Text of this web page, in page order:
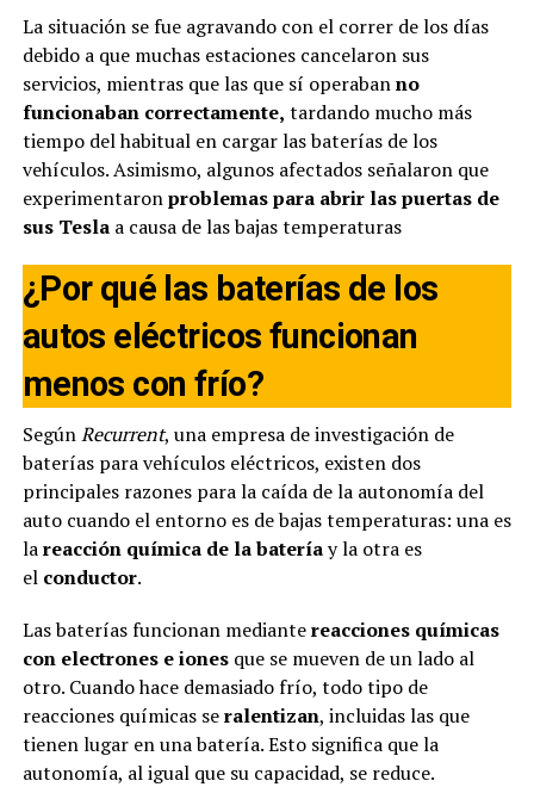
La situación se fue agravando con el correr de los días
debido a que muchas estaciones cancelaron sus
servicios, mientras que las que sí operabanno
funcionaban correctamente, tardando mucho más
tiempo del habitual en cargar las baterías de los
vehículos. Asimismo, algunos afectados señalaron que
experimentaronproblemas para abrir las puertas de
sus Tesla a causa de las bajas temperaturas
¿Por qué las baterías de los
autos eléctricos funcionan
menos con frío?
SegúnRecurrent, una empresa de investigación de
baterías para vehículos eléctricos, existen dos
principales razones para la caída de la autonomía del
auto cuando el entorno es de bajas temperaturas: una es
lareacción química de la bateríay la otra es
el conductor.
Las baterías funcionan mediantereacciones químicas
con electrones e iones que se mueven de un lado al
otro. Cuando hace demasiado frío, todo tipo de
reacciones químicas seralentizan, incluidas las que
tienen lugar en una batería. Esto significa que la
autonomía, al igual que su capacidad, se reduce.